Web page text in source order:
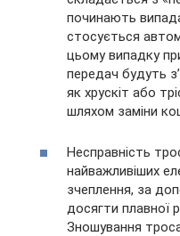
починають
стосується
цьому випадку
передач будуть
як хрускіт або
шляхом заміни
Несправність
найважливіших
зчеплення, за
досягти плавної
Зношування